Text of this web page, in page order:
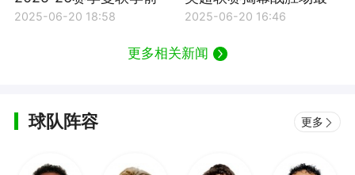
赛赛程安排及时间详情
2025-06-20 18:58
多的球队有哪些？
2025-06-20 16:46
更多相关新闻
球队阵容 更多